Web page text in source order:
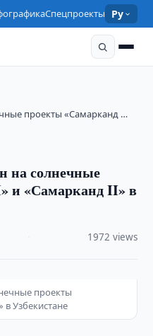
Спецпроекты Ру
проекты «Самарканд …
на солнечные
и «Самарканд II» в
1972 views
проекты
Узбекистане